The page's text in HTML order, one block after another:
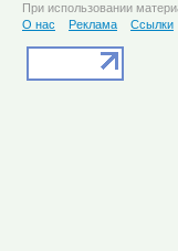
При использовании
О нас
Реклама Ссылки